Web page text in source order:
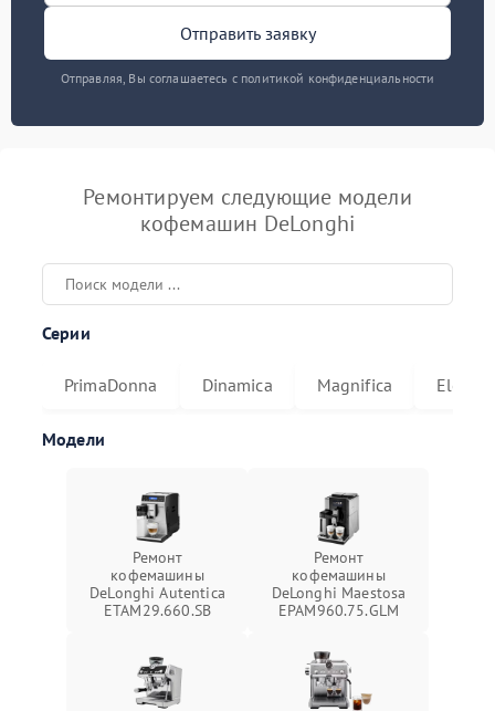
Отправить заявку
Отправляя, Вы соглашаетесь с политикой конфиденциальности
Ремонтируем следующие модели
кофемашин DeLonghi
Серии
PrimaDonna Dinamica Magnifica Eletta
Модели
Ремонт
кофемашины
DeLonghi Autentica
ETAM29.660.SB
Ремонт
кофемашины
DeLonghi Maestosa
EPAM960.75.GLM